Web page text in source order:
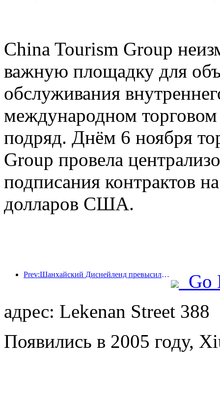
China Tourism Group
важную площадку для
обслуживания
международном
подряд. Днём 6 ноября
Group провела
подписания контрактов
долларов США.
Prev:Шанхайский Диснейленд превысил 100 миллионов посетителей и планирует расшириться за счет открытия четвертого тематического отеля.
Go
адрес: Lekenan Street 388
Появились в 2005 году,